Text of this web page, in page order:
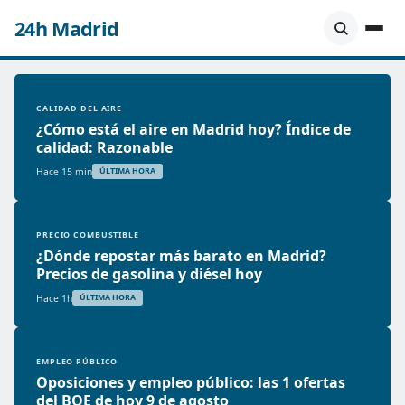
24h Madrid
CALIDAD DEL AIRE
¿Cómo está el aire en Madrid hoy? Índice de
calidad: Razonable
Hace 15 min ÚLTIMA HORA
PRECIO COMBUSTIBLE
¿Dónde repostar más barato en Madrid?
Precios de gasolina y diésel hoy
Hace 1h ÚLTIMA HORA
EMPLEO PÚBLICO
Oposiciones y empleo público: las 1 ofertas
del BOE de hoy 9 de agosto